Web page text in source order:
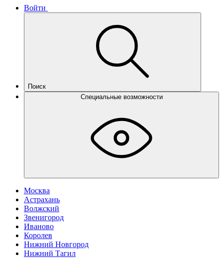
Войти
Поиск
Специальные возможности
Москва
Астрахань
Волжский
Звенигород
Иваново
Королев
Нижний Новгород
Нижний Тагил